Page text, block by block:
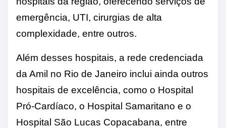
emergência, UTI, cirurgias de alta
complexidade, entre outros.
Além desses hospitais, a rede credenciada
da Amil no Rio de Janeiro inclui ainda outros
hospitais de excelência, como o Hospital
Pró-Cardíaco, o Hospital Samaritano e o
Hospital São Lucas Copacabana, entre